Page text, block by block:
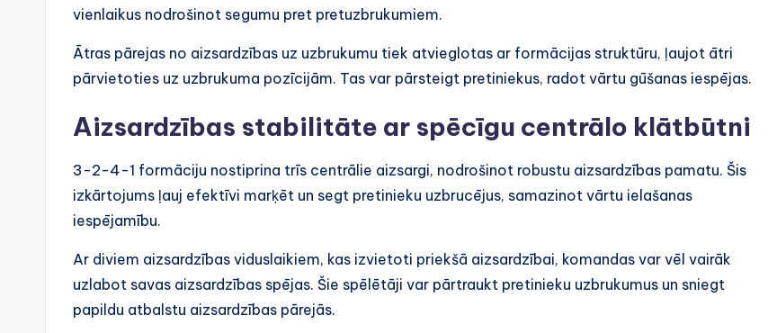
vienlaikus nodrošinot segumu pret pretuzbrukumiem.
Ātras pārejas no aizsardzības uz uzbrukumu tiek atvieglotas ar formācijas struktūru, ļaujot ātri
pārvietoties uz uzbrukuma pozīcijām. Tas var pārsteigt pretiniekus, radot vārtu gūšanas iespējas.
Aizsardzības stabilitāte ar spēcīgu centrālo klātbūtni
3-2-4-1 formāciju nostiprina trīs centrālie aizsargi, nodrošinot robustu aizsardzības pamatu. Šis
izkārtojums ļauj efektīvi marķēt un segt pretinieku uzbrucējus, samazinot vārtu ielašanas
iespējamību.
Ar diviem aizsardzības viduslaikiem, kas izvietoti priekšā aizsardzībai, komandas var vēl vairāk
uzlabot savas aizsardzības spējas. Šie spēlētāji var pārtraukt pretinieku uzbrukumus un sniegt
papildu atbalstu aizsardzības pārejās.